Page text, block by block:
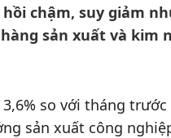
chậm, suy giảm
sản xuất và kim
so với tháng trước
sản xuất công